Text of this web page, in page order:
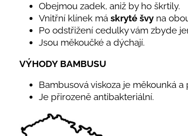
Obejmou zadek, aniž by ho škrtily.
Vnitřní klínek má skryté švy na
Po odstřižení cedulky vám zbyde
Jsou měkoučké a dýchají.
VÝHODY BAMBUSU
Bambusová viskoza je měkounká
Je přirozeně antibakteriální.